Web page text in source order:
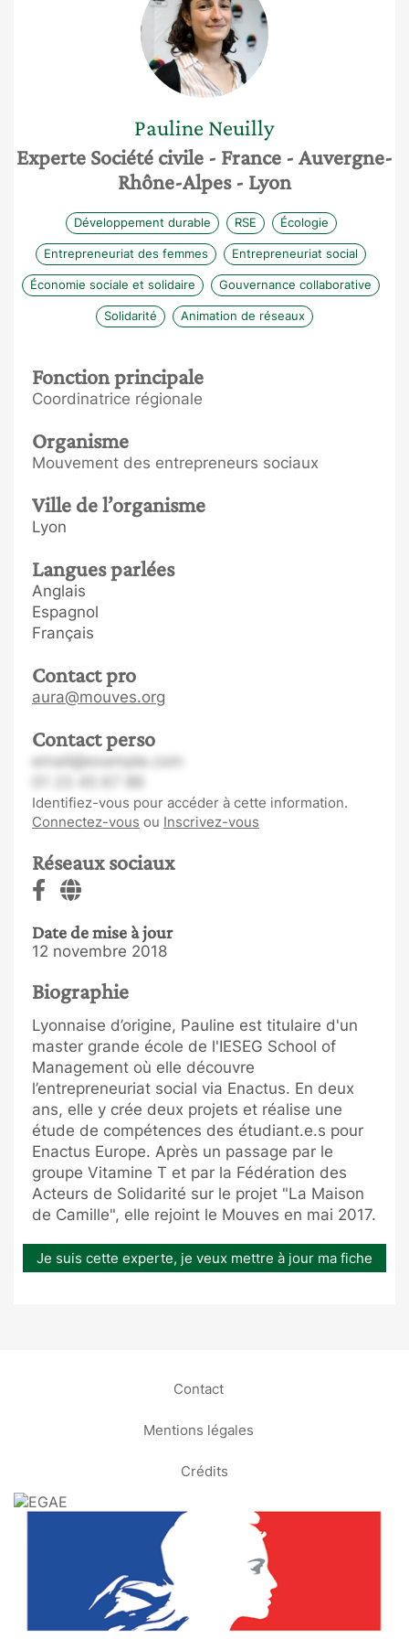
Pauline Neuilly
Experte Société civile - France - Auvergne-
Rhône-Alpes - Lyon
Développement durable RSE Écologie
Entrepreneuriat des femmes Entrepreneuriat social
Économie sociale et solidaire Gouvernance collaborative
Solidarité Animation de réseaux
Fonction principale
Coordinatrice régionale
Organisme
Mouvement des entrepreneurs sociaux
Ville de l’organisme
Lyon
Langues parlées
Anglais
Espagnol
Français
Contact pro
aura@mouves.org
Contact perso
email@example.com
Identifiez-vous pour accéder à cette information.
Connectez-vous ou Inscrivez-vous
Réseaux sociaux
Date de mise à jour
12 novembre 2018
Biographie
Lyonnaise d’origine, Pauline est titulaire d'un
master grande école de l'IESEG School of
Management où elle découvre
l’entrepreneuriat social via Enactus. En deux
ans, elle y crée deux projets et réalise une
étude de compétences des étudiant.e.s pour
Enactus Europe. Après un passage par le
groupe Vitamine T et par la Fédération des
Acteurs de Solidarité sur le projet "La Maison
de Camille", elle rejoint le Mouves en mai 2017.
Je suis cette experte, je veux mettre à jour ma fiche
Contact
Mentions légales
Crédits